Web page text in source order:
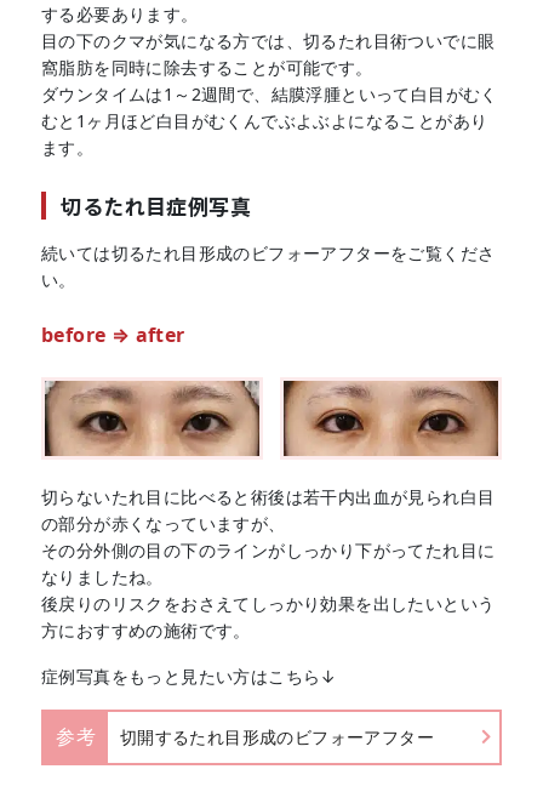
する必要あります。
目の下のクマが気になる方では、切るたれ目術ついでに眼
窩脂肪を同時に除去することが可能です。
ダウンタイムは1～2週間で、結膜浮腫といって白目がむく
むと1ヶ月ほど白目がむくんでぶよぶよになることがあり
ます。
切るたれ目症例写真
続いては切るたれ目形成のビフォーアフターをご覧くださ
い。
before ⇒ after
切らないたれ目に比べると術後は若干内出血が見られ白目
の部分が赤くなっていますが、
その分外側の目の下のラインがしっかり下がってたれ目に
なりましたね。
後戻りのリスクをおさえてしっかり効果を出したいという
方におすすめの施術です。
症例写真をもっと見たい方はこちら↓
参考 切開するたれ目形成のビフォーアフター